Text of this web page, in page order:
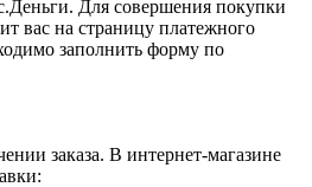
Для совершения покупки
вас на страницу платежного
заполнить форму по
заказа. В интернет-магазине